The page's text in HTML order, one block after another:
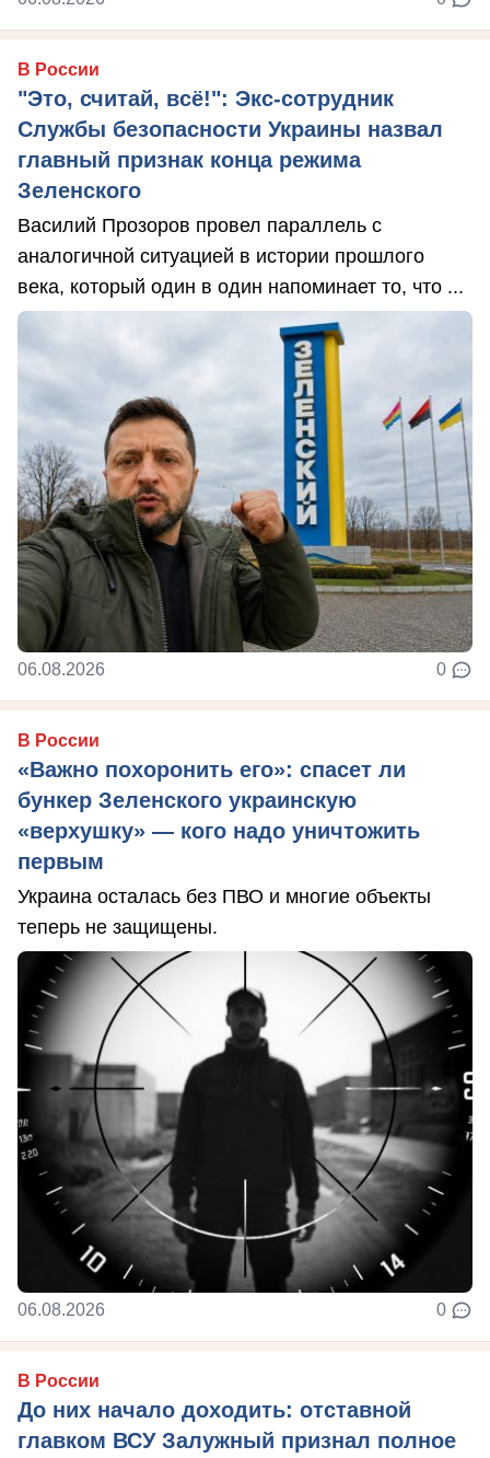
В России
"Это, считай, всё!": Экс-сотрудник
Службы безопасности Украины назвал
главный признак конца режима
Зеленского
Василий Прозоров провел параллель с
аналогичной ситуацией в истории прошлого
века, который один в один напоминает то, что ...
06.08.2026 0
В России
«Важно похоронить его»: спасет ли
бункер Зеленского украинскую
«верхушку» — кого надо уничтожить
первым
Украина осталась без ПВО и многие объекты
теперь не защищены.
06.08.2026 0
В России
До них начало доходить: отставной
главком ВСУ Залужный признал полное